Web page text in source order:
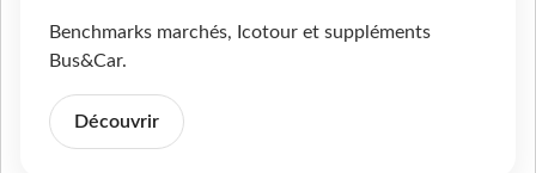
Benchmarks marchés, Icotour et suppléments
Bus&Car.
Découvrir